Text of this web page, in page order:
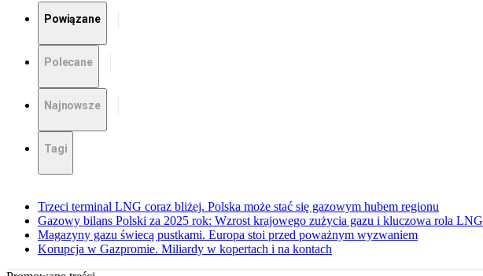
Powiązane
Polecane
Najnowsze
Tagi
Trzeci terminal LNG coraz bliżej. Polska może stać się gazowym hubem regionu
Gazowy bilans Polski za 2025 rok: Wzrost krajowego zużycia gazu i kluczowa rola LNG
Magazyny gazu świecą pustkami. Europa stoi przed poważnym wyzwaniem
Korupcja w Gazpromie. Miliardy w kopertach i na kontach